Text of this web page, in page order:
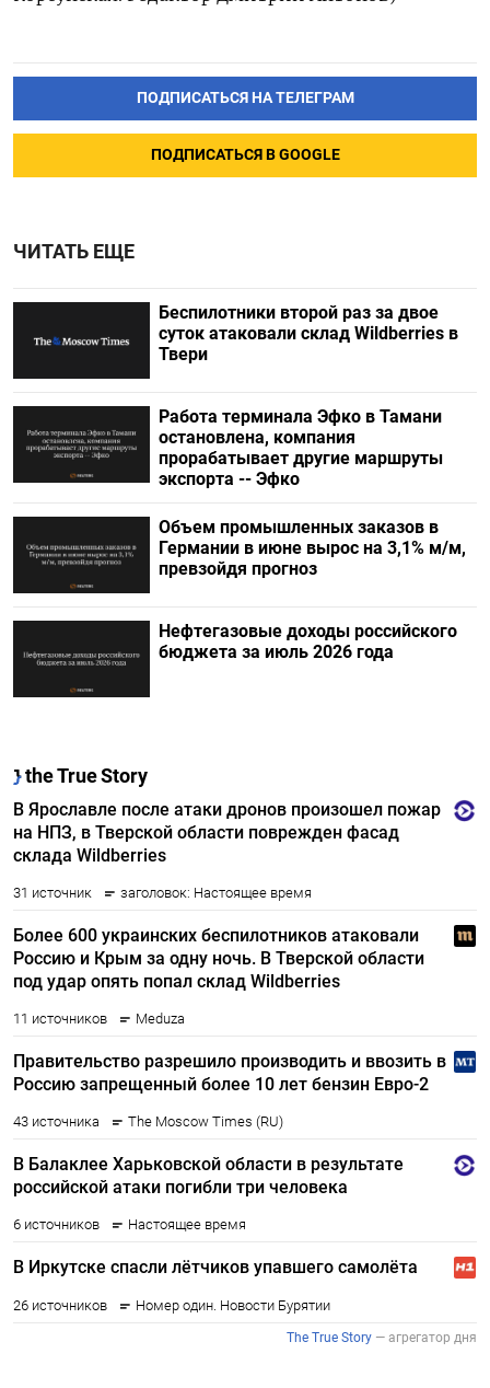
ПОДПИСАТЬСЯ НА ТЕЛЕГРАМ
ПОДПИСАТЬСЯ В GOOGLE
ЧИТАТЬ ЕЩЕ
Беспилотники второй раз за двое
суток атаковали склад Wildberries в
Твери
Работа терминала Эфко в Тамани
остановлена, компания
прорабатывает другие маршруты
экспорта -- Эфко
Объем промышленных заказов в
Германии в июне вырос на 3,1% м/м,
превзойдя прогноз
Нефтегазовые доходы российского
бюджета за июль 2026 года